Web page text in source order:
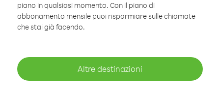
piano in qualsiasi momento. Con il piano di
abbonamento mensile puoi risparmiare sulle chiamate
che stai già facendo.
Altre destinazioni